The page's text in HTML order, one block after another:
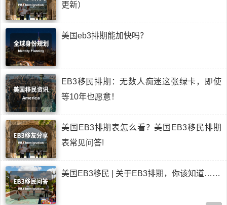
更新）
美国eb3排期能加快吗？
EB3移民排期：无数人痴迷这张绿卡，即使
等10年也愿意！
美国EB3排期表怎么看？美国EB3移民排期
表常见问答!
美国EB3移民 | 关于EB3排期，你该知道……